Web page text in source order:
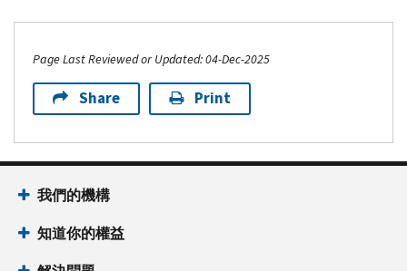
Page Last Reviewed or Updated: 04-Dec-2025
Share Print
我們的機構
知道你的權益